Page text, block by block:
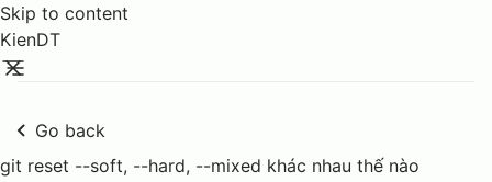
Skip to content
KienDT
Go back
git reset --soft, --hard, --mixed khác nhau thế nào